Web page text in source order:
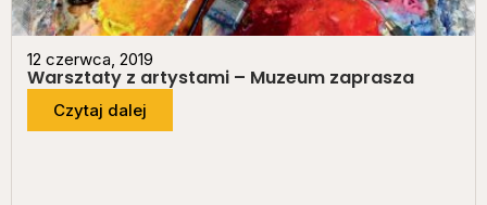
12 czerwca, 2019
Warsztaty z artystami – Muzeum zaprasza
Czytaj dalej